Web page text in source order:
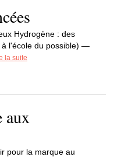
Hydrogène : des
à l'école du possible) —
la suite
aux
pour la marque au